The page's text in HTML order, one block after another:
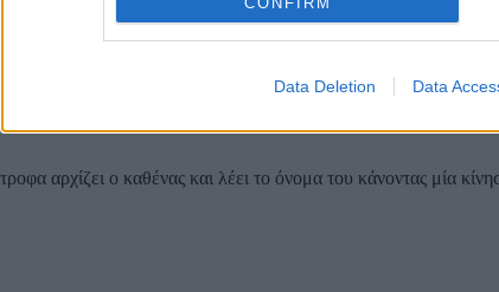
Data Deletion Data
θηρευτή. Ο θηρευτής κυνηγά τα άλλα Λυκόπουλα για να τα
αρχίζει ο καθένας και λέει το όνομα του κάνοντας μία